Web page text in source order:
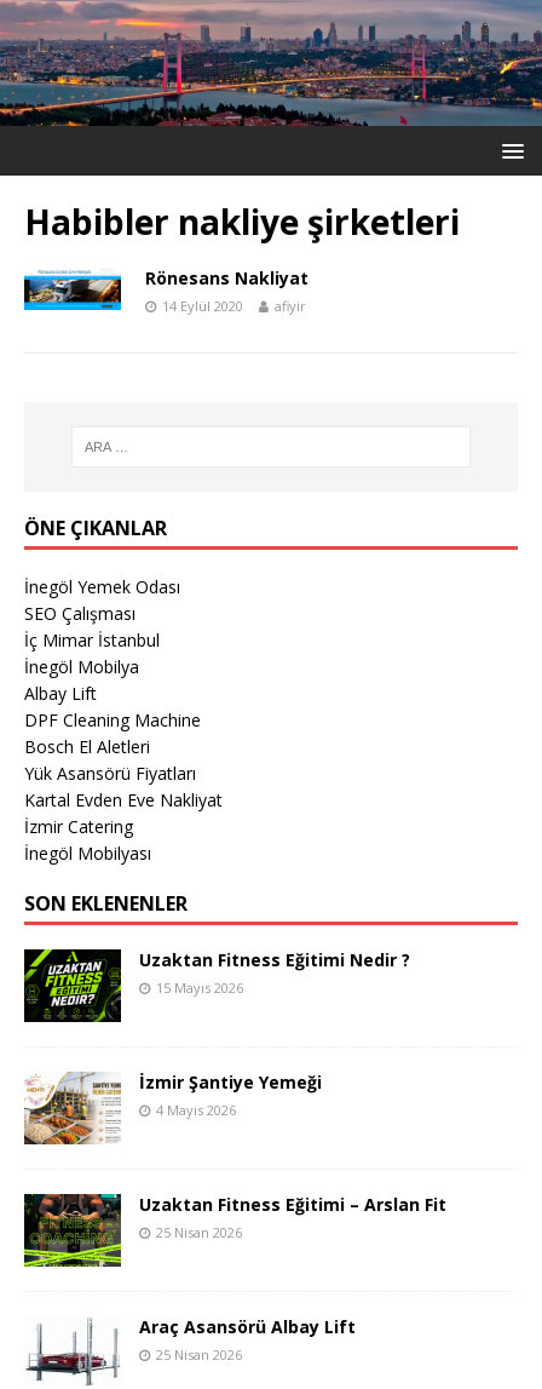
Habibler nakliye şirketleri
Rönesans Nakliyat
14 Eylül 2020 afiyir
ÖNE ÇIKANLAR
İnegöl Yemek Odası
SEO Çalışması
İç Mimar İstanbul
İnegöl Mobilya
Albay Lift
DPF Cleaning Machine
Bosch El Aletleri
Yük Asansörü Fiyatları
Kartal Evden Eve Nakliyat
İzmir Catering
İnegöl Mobilyası
SON EKLENENLER
Uzaktan Fitness Eğitimi Nedir ?
15 Mayıs 2026
İzmir Şantiye Yemeği
4 Mayıs 2026
Uzaktan Fitness Eğitimi – Arslan Fit
25 Nisan 2026
Araç Asansörü Albay Lift
25 Nisan 2026